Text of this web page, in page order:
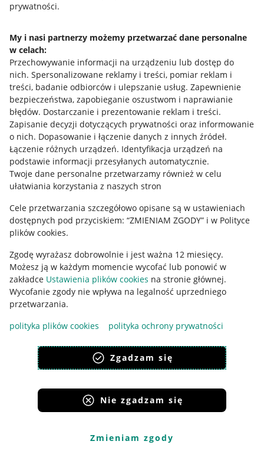
prywatności.
My i nasi partnerzy możemy przetwarzać dane personalne
w celach:
Przechowywanie informacji na urządzeniu lub dostęp do
nich. Spersonalizowane reklamy i treści, pomiar reklam i
treści, badanie odbiorców i ulepszanie usług. Zapewnienie
bezpieczeństwa, zapobieganie oszustwom i naprawianie
błędów. Dostarczanie i prezentowanie reklam i treści.
Zapisanie decyzji dotyczących prywatności oraz informowanie
o nich. Dopasowanie i łączenie danych z innych źródeł.
Łączenie różnych urządzeń. Identyfikacja urządzeń na
podstawie informacji przesyłanych automatycznie.
Twoje dane personalne przetwarzamy również w celu
ułatwiania korzystania z naszych stron
Cele przetwarzania szczegółowo opisane są w ustawieniach
dostępnych pod przyciskiem: “ZMIENIAM ZGODY” i w Polityce
plików cookies.
Zgodę wyrażasz dobrowolnie i jest ważna 12 miesięcy.
Możesz ją w każdym momencie wycofać lub ponowić w
zakładce Ustawienia plików cookies na stronie głównej.
Wycofanie zgody nie wpływa na legalność uprzedniego
przetwarzania.
polityka plików cookies
polityka ochrony prywatności
Zgadzam się
Nie zgadzam się
Zmieniam zgody
Jak to działa
Allegro Gadane dla sprzedających
Allegro Gadane dla kupujących
Mapa miejscowości
Informacje prawne
Regulamin
Polityka plików "cookies"
Ustawienia plików "cookies"
Udostępnianie lokalizacji
Informacje dla Aktu o Usługach Cyfrowych
Pobierz aplikację
Korzystanie z serwisu oznacza akceptacjęregulaminu